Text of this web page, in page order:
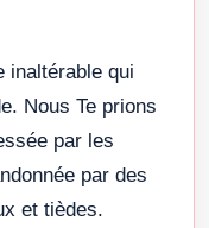
inaltérable qui
Nous Te prions
par les
par des
et tièdes.